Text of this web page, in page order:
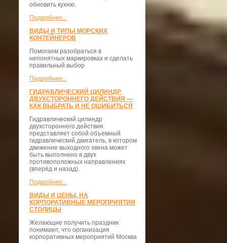
обновить кухню.
Подробнее...
ВИДЫ И ТИПЫ МОРСКИХ
КОНТЕЙНЕРОВ
Помогаем разобраться в
непонятных маркировках и сделать
правильный выбор
Подробнее...
ГИДРАВЛИЧЕСКИЙ ЦИЛИНДР
ДВУХСТОРОННЕГО ДЕЙСТВИЯ —
КАК ВЫБРАТЬ И НЕ ОШИБИТЬСЯ
Гидравлический цилиндр
двухстороннего действия
представляет собой объемный
гидравлический двигатель, в котором
движение выходного звена может
быть выполнено в двух
противоположных направлениях
(вперёд и назад).
Подробнее...
ВИДЫ И ЦЕНЫ, НА
КОРПОРАТИВНЫЕ МЕРОПРИЯТИЯ
СТОЛИЦЫ
Желающие получить праздник
понимают, что организация
корпоративных мероприятий Москва